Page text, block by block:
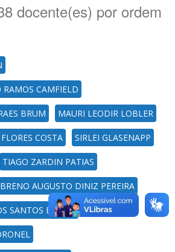
docente(es) por ordem
CAMFIELD
BRUM MAURI LEODIR LOBLER
COSTA SIRLEI GLASENAPP
TIAGO ZARDIN PATIAS
BRENO AUGUSTO DINIZ PEREIRA
SANTOS BENTO